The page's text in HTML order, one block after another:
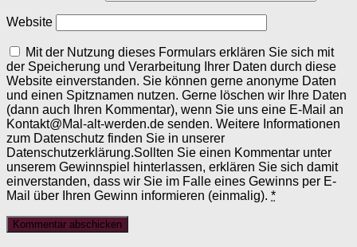
Website
Mit der Nutzung dieses Formulars erklären Sie sich mit
der Speicherung und Verarbeitung Ihrer Daten durch diese
Website einverstanden. Sie können gerne anonyme Daten
und einen Spitznamen nutzen. Gerne löschen wir Ihre Daten
(dann auch Ihren Kommentar), wenn Sie uns eine E-Mail an
Kontakt@Mal-alt-werden.de senden. Weitere Informationen
zum Datenschutz finden Sie in unserer
Datenschutzerklärung.Sollten Sie einen Kommentar unter
unserem Gewinnspiel hinterlassen, erklären Sie sich damit
einverstanden, dass wir Sie im Falle eines Gewinns per E-
Mail über Ihren Gewinn informieren (einmalig). *